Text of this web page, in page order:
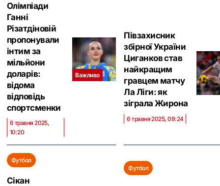
Важливо
Олімпіади
Ганні
Різатдіновій
пропонували
інтим за
мільйони
доларів:
відома
відповідь
спортсменки
6 травня 2025,
10:20
Півзахисник
збірної України
Циганков став
найкращим
гравцем матчу
Ла Ліги: як
зіграла Жирона
6 травня 2025, 09:24
Футбол
Сікан
Футбол